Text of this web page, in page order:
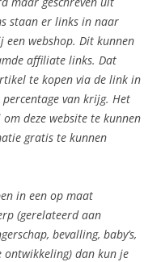
staan er links in naar
webshop. Dit kunnen
affiliate links. Dat
te kopen via de link in
van krijg. Het
deze website te kunnen
gratis te kunnen
in een op maat
(gerelateerd aan
bevalling, baby’s,
ontwikkeling) dan kun je